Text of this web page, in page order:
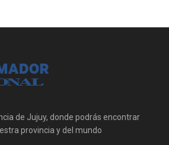
de Jujuy, donde podrás encontrar
provincia y del mundo